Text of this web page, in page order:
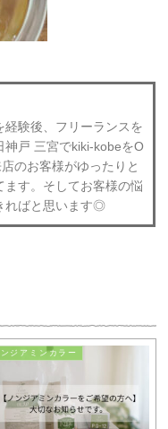
経験後、フリーランスを
神戸 三宮でkiki-kobeをO
のお客様がゆったりと
ます。そしてお客様の悩
ればと思います◎
ンジアミンカラー